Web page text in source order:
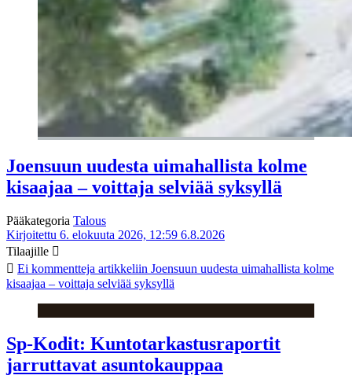
Joensuun uudesta uimahallista kolme
kisaajaa – voittaja selviää syksyllä
Pääkategoria Talous
Kirjoitettu 6. elokuuta 2026, 12:59 6.8.2026
Tilaajille
Ei kommentteja artikkeliin Joensuun uudesta uimahallista kolme
kisaajaa – voittaja selviää syksyllä
Sp-Kodit: Kuntotarkastusraportit
jarruttavat asuntokauppaa